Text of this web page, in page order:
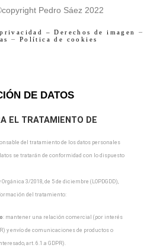
Pedro Sáez 2022
– Derechos de imagen
–
– Política de cookies
DE DATOS
EL TRATAMIENTO DE
del tratamiento de los datos personales
se tratarán de conformidad con lo dispuesto
3/2018, de 5 de diciembre (LOPDGDD),
del tratamiento:
: mantener una relación comercial (por interés
y envío de comunicaciones de productos o
art. 6.1.a GDPR).